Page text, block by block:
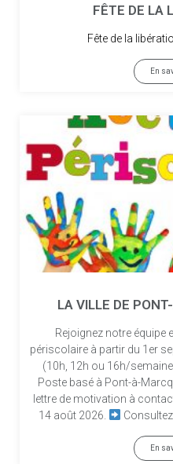
FÊTE DE LA
Fête de la
En
LA VILLE DE
Rejoignez notre équipe
périscolaire à partir du 1er
(10h, 12h ou 16h/
Poste basé à Pont-à-Marcq
lettre de motivation à
14 août 2026.
En